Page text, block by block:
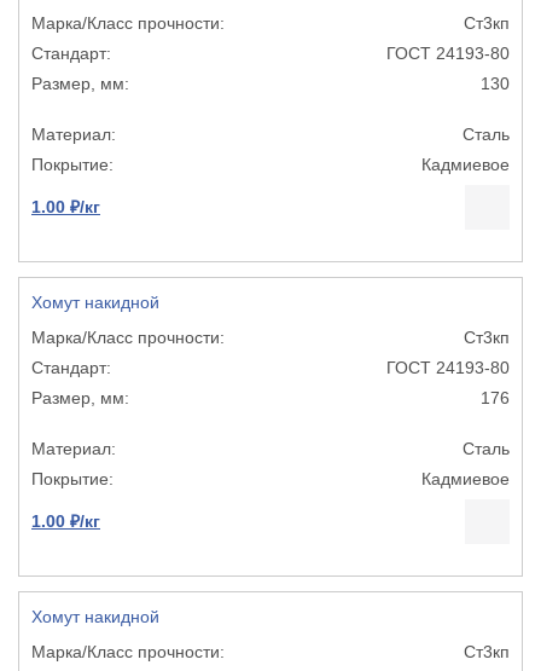
Ст3кп
ГОСТ 24193-80
130
Сталь
Кадмиевое
1.00 ₽/кг
Хомут накидной
Ст3кп
ГОСТ 24193-80
176
Сталь
Кадмиевое
1.00 ₽/кг
Хомут накидной
Ст3кп